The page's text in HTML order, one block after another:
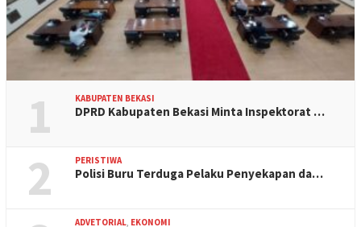
1 KABUPATEN BEKASI
DPRD Kabupaten Bekasi Minta Inspektorat …
2 PERISTIWA
Polisi Buru Terduga Pelaku Penyekapan da…
ADVETORIAL, EKONOMI